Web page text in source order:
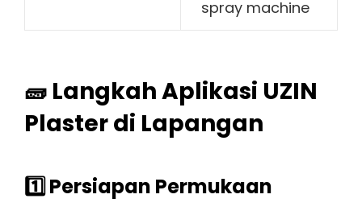
spray machine
🧱 Langkah Aplikasi UZIN
Plaster di Lapangan
1️⃣ Persiapan Permukaan